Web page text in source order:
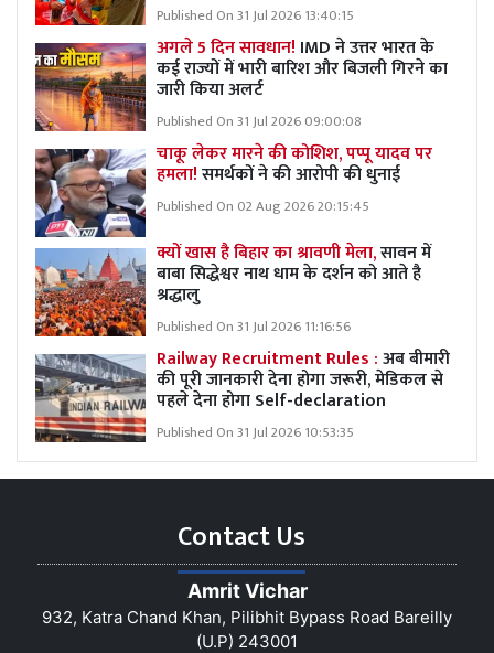
Published On 31 Jul 2026 13:40:15
अगले 5 दिन सावधान! IMD ने उत्तर भारत के
कई राज्यों में भारी बारिश और बिजली गिरने का
जारी किया अलर्ट
Published On 31 Jul 2026 09:00:08
चाकू लेकर मारने की कोशिश, पप्पू यादव पर
हमला!समर्थकों ने की आरोपी की धुनाई
Published On 02 Aug 2026 20:15:45
क्यों खास है बिहार का श्रावणी मेला,सावन में
बाबा सिद्धेश्वर नाथ धाम के दर्शन को आते है
श्रद्धालु
Published On 31 Jul 2026 11:16:56
Railway Recruitment Rules :अब बीमारी
की पूरी जानकारी देना होगा जरूरी, मेडिकल से
पहले देना होगा Self-declaration
Published On 31 Jul 2026 10:53:35
Contact Us
Amrit Vichar
932, Katra Chand Khan, Pilibhit Bypass Road Bareilly
(U.P) 243001